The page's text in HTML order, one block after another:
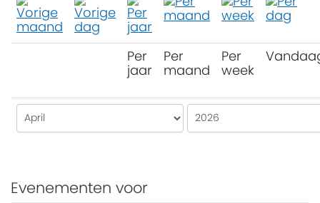
Per
jaar
Per
maand
Per
week
Evenementen voor